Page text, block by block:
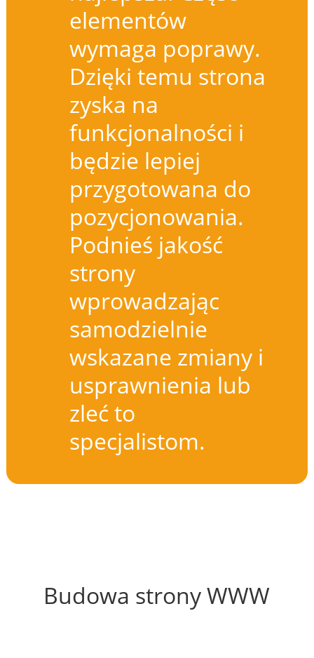
elementów
wymaga poprawy.
Dzięki temu strona
zyska na
funkcjonalności i
będzie lepiej
przygotowana do
pozycjonowania.
Podnieś jakość
strony
wprowadzając
samodzielnie
wskazane zmiany i
usprawnienia lub
zleć to
specjalistom.
Budowa strony WWW